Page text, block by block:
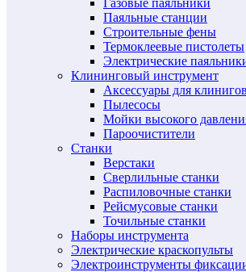
Паяльные станции
Строительные фены
Термоклеевые пистолеты
Электрические
Клининговый инструмент
Аксессуары для
Пылесосы
Мойки высокого
Пароочистители
Станки
Верстаки
Сверлильные станки
Распиловочные станки
Рейсмусовые станки
Точильные станки
Наборы инструмента
Электрические краскопульты
Электроинструменты